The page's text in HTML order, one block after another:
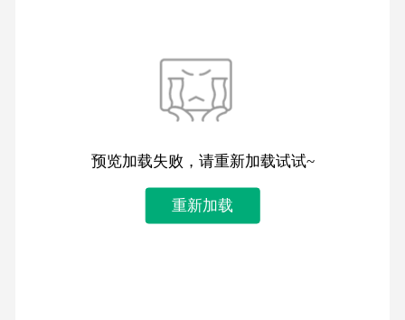
预览加载失败，请重新加载试试~
重新加载